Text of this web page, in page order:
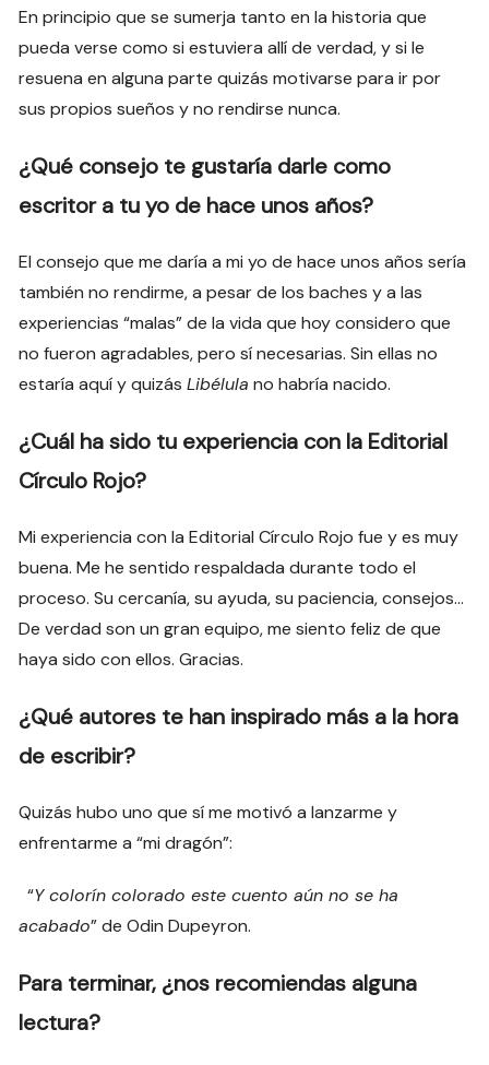
En principio que se sumerja tanto en la historia que
pueda verse como si estuviera allí de verdad, y si le
resuena en alguna parte quizás motivarse para ir por
sus propios sueños y no rendirse nunca.
¿Qué consejo te gustaría darle como
escritor a tu yo de hace unos años?
El consejo que me daría a mi yo de hace unos años sería
también no rendirme, a pesar de los baches y a las
experiencias “malas” de la vida que hoy considero que
no fueron agradables, pero sí necesarias. Sin ellas no
estaría aquí y quizásLibélula no habría nacido.
¿Cuál ha sido tu experiencia con la Editorial
Círculo Rojo?
Mi experiencia con la Editorial Círculo Rojo fue y es muy
buena. Me he sentido respaldada durante todo el
proceso. Su cercanía, su ayuda, su paciencia, consejos…
De verdad son un gran equipo, me siento feliz de que
haya sido con ellos. Gracias.
¿Qué autores te han inspirado más a la hora
de escribir?
Quizás hubo uno que sí me motivó a lanzarme y
enfrentarme a “mi dragón”:
“Y colorín colorado este cuento aún no se ha
acabado” de Odin Dupeyron.
Para terminar, ¿nos recomiendas alguna
lectura?